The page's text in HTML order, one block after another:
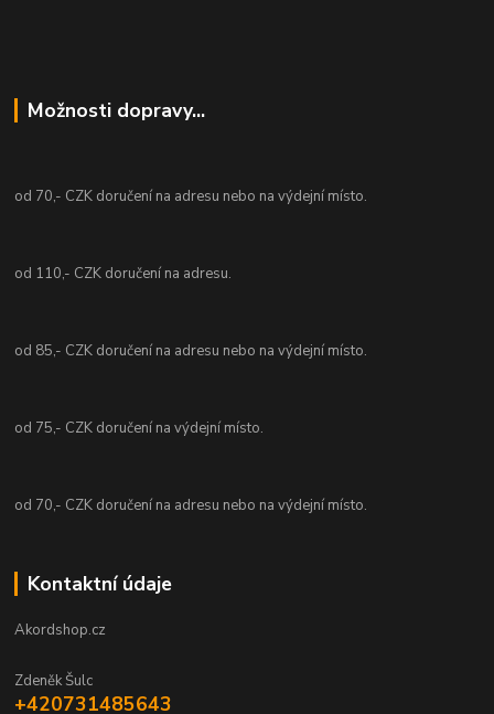
Možnosti dopravy...
od 70,- CZK doručení na adresu nebo na výdejní místo.
od 110,- CZK doručení na adresu.
od 85,- CZK doručení na adresu nebo na výdejní místo.
od 75,- CZK doručení na výdejní místo.
od 70,- CZK doručení na adresu nebo na výdejní místo.
Kontaktní údaje
Akordshop.cz
Zdeněk Šulc
+420731485643